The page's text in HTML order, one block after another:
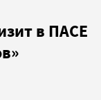
в ПАСЕ